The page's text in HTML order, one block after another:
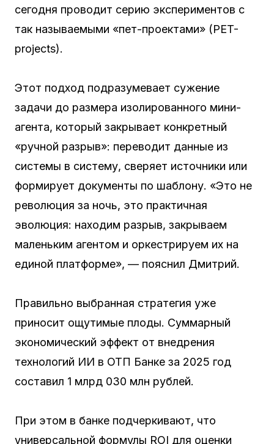
сегодня проводит серию экспериментов с
так называемыми «пет-проектами» (PET-
projects).
Этот подход подразумевает сужение
задачи до размера изолированного мини-
агента, который закрывает конкретный
«ручной разрыв»: переводит данные из
системы в систему, сверяет источники или
формирует документы по шаблону. «Это не
революция за ночь, это практичная
эволюция: находим разрыв, закрываем
маленьким агентом и оркестрируем их на
единой платформе», — пояснил Дмитрий.
Правильно выбранная стратегия уже
приносит ощутимые плоды. Суммарный
экономический эффект от внедрения
технологий ИИ в ОТП Банке за 2025 год
составил 1 млрд 030 млн рублей.
При этом в банке подчеркивают, что
универсальной формулы ROI для оценки